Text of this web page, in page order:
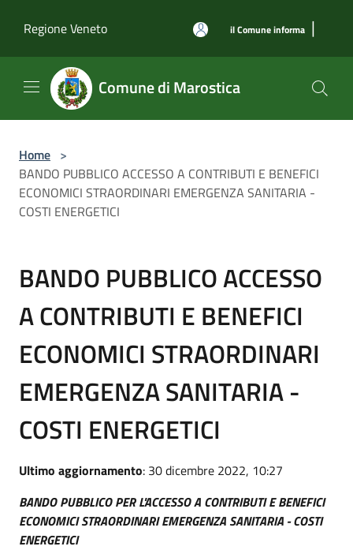
Regione Veneto
il Comune informa |
Comune di Marostica
Home >
BANDO PUBBLICO ACCESSO A CONTRIBUTI E BENEFICI
ECONOMICI STRAORDINARI EMERGENZA SANITARIA -
COSTI ENERGETICI
BANDO PUBBLICO ACCESSO
A CONTRIBUTI E BENEFICI
ECONOMICI STRAORDINARI
EMERGENZA SANITARIA -
COSTI ENERGETICI
Ultimo aggiornamento: 30 dicembre 2022, 10:27
BANDO PUBBLICO PER L'ACCESSO A CONTRIBUTI E BENEFICI
ECONOMICI STRAORDINARI EMERGENZA SANITARIA - COSTI
ENERGETICI